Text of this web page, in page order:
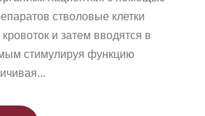
стволовые клетки
и затем вводятся в
стимулируя функцию